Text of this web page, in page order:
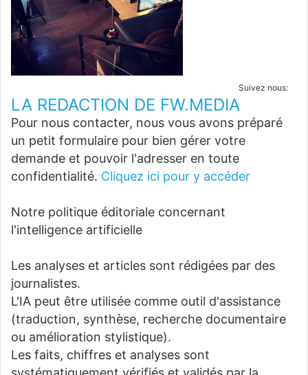
Suivez nous:
LA REDACTION DE FW.MEDIA
Pour nous contacter, nous vous avons préparé
un petit formulaire pour bien gérer votre
demande et pouvoir l'adresser en toute
confidentialité. Cliquez ici pour y accéder
Notre politique éditoriale concernant
l'intelligence artificielle
Les analyses et articles sont rédigées par des
journalistes.
L'IA peut être utilisée comme outil d'assistance
(traduction, synthèse, recherche documentaire
ou amélioration stylistique).
Les faits, chiffres et analyses sont